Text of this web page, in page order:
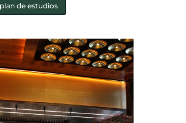
de estudios